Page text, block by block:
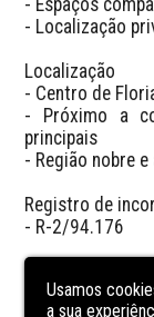
- Localização
Localização
- Centro de
- Próximo a
principais
- Região nobre
Registro de
- R-2/94.176
- Ideal para
Usamos
a sua